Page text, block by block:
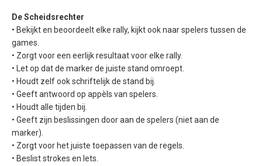
De Scheidsrechter
• Bekijkt en beoordeelt elke rally, kijkt ook naar spelers tussen de
games.
• Zorgt voor een eerlijk resultaat voor elke rally.
• Let op dat de marker de juiste stand omroept.
• Houdt zelf ook schriftelijk de stand bij.
• Geeft antwoord op appèls van spelers.
• Houdt alle tijden bij.
• Geeft zijn beslissingen door aan de spelers (niet aan de
marker).
• Zorgt voor het juiste toepassen van de regels.
• Beslist strokes en lets.